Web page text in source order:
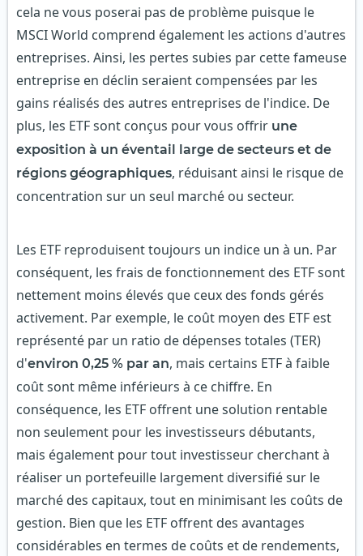
cela ne vous poserai pas de problème puisque le
MSCI World comprend également les actions d'autres
entreprises. Ainsi, les pertes subies par cette fameuse
entreprise en déclin seraient compensées par les
gains réalisés des autres entreprises de l'indice. De
plus, les ETF sont conçus pour vous offrir une
exposition à un éventail large de secteurs et de
régions géographiques, réduisant ainsi le risque de
concentration sur un seul marché ou secteur.
Les ETF reproduisent toujours un indice un à un. Par
conséquent, les frais de fonctionnement des ETF sont
nettement moins élevés que ceux des fonds gérés
activement. Par exemple, le coût moyen des ETF est
représenté par un ratio de dépenses totales (TER)
d'environ 0,25 % par an, mais certains ETF à faible
coût sont même inférieurs à ce chiffre. En
conséquence, les ETF offrent une solution rentable
non seulement pour les investisseurs débutants,
mais également pour tout investisseur cherchant à
réaliser un portefeuille largement diversifié sur le
marché des capitaux, tout en minimisant les coûts de
gestion. Bien que les ETF offrent des avantages
considérables en termes de coûts et de rendements,